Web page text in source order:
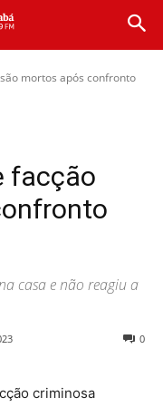
mortos após confronto
facção
casa e não reagiu a
0
criminosa